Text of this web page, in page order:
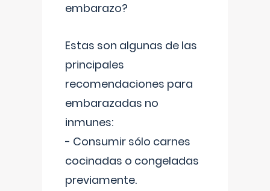
embarazo?
Estas son algunas de las
principales
recomendaciones para
embarazadas no
inmunes:
- Consumir sólo carnes
cocinadas o congeladas
previamente.